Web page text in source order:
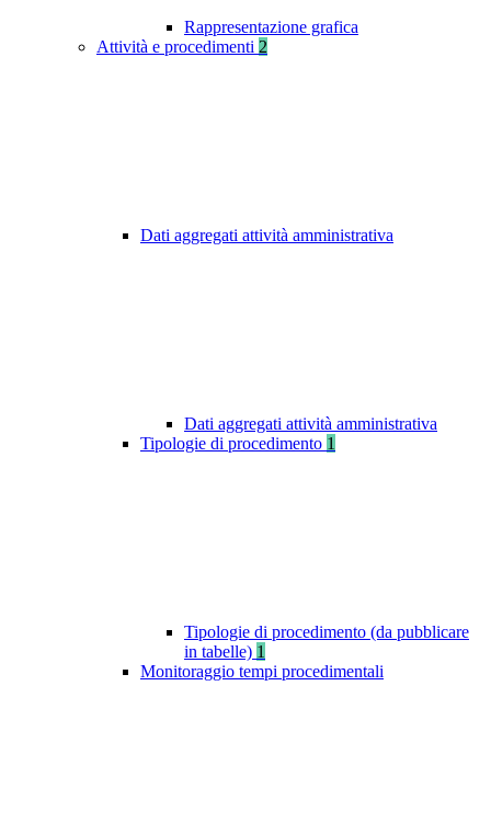
Rappresentazione grafica
Attività e procedimenti 2
Dati aggregati attività amministrativa
Dati aggregati attività amministrativa
Tipologie di procedimento 1
Tipologie di procedimento (da pubblicare
in tabelle) 1
Monitoraggio tempi procedimentali